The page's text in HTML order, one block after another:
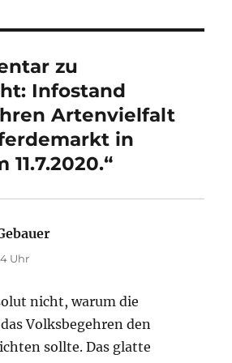
zu
Infostand
Artenvielfalt
in
Uhr
nicht, warum die
Volksbegehren den
sollte. Das glatte